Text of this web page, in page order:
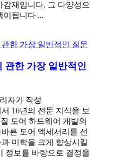
감재입니다. 그 다양성으
이됩니다 ...
관한 가장 일반적인
자가 작성
16년의 전문 지식을 보
도어 하드웨어 개발의
른 도어 액세서리를 선
미학을 크게 향상시킬
정보를 바탕으로 결정을